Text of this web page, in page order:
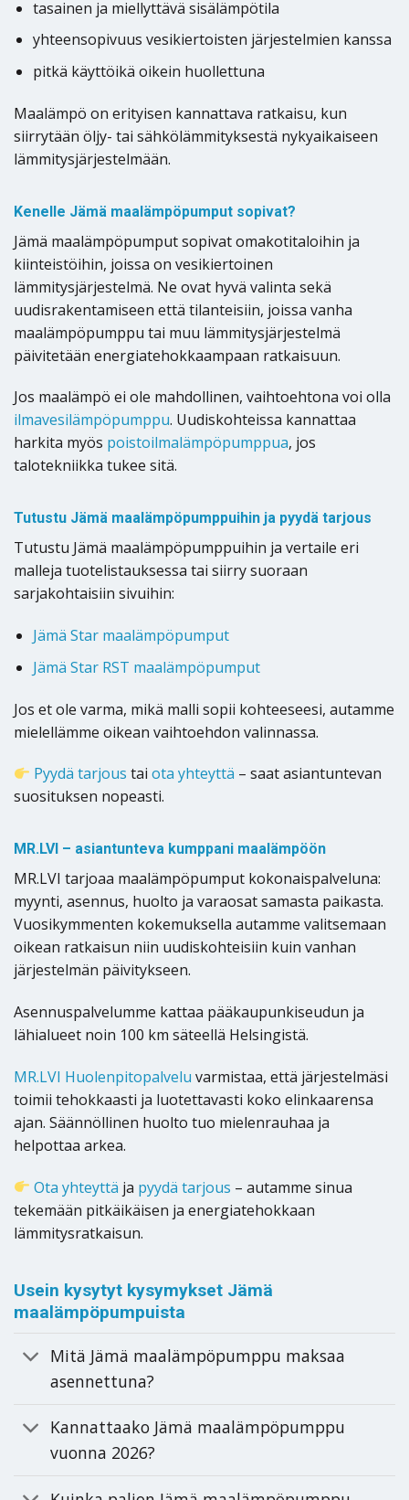
tasainen ja miellyttävä sisälämpötila
yhteensopivuus vesikiertoisten järjestelmien kanssa
pitkä käyttöikä oikein huollettuna
Maalämpö on erityisen kannattava ratkaisu, kun
siirrytään öljy- tai sähkölämmityksestä nykyaikaiseen
lämmitysjärjestelmään.
Kenelle Jämä maalämpöpumput sopivat?
Jämä maalämpöpumput sopivat omakotitaloihin ja
kiinteistöihin, joissa on vesikiertoinen
lämmitysjärjestelmä. Ne ovat hyvä valinta sekä
uudisrakentamiseen että tilanteisiin, joissa vanha
maalämpöpumppu tai muu lämmitysjärjestelmä
päivitetään energiatehokkaampaan ratkaisuun.
Jos maalämpö ei ole mahdollinen, vaihtoehtona voi olla
ilmavesilämpöpumppu. Uudiskohteissa kannattaa
harkita myös poistoilmalämpöpumppua, jos
talotekniikka tukee sitä.
Tutustu Jämä maalämpöpumppuihin ja pyydä tarjous
Tutustu Jämä maalämpöpumppuihin ja vertaile eri
malleja tuotelistauksessa tai siirry suoraan
sarjakohtaisiin sivuihin:
Jämä Star maalämpöpumput
Jämä Star RST maalämpöpumput
Jos et ole varma, mikä malli sopii kohteeseesi, autamme
mielellämme oikean vaihtoehdon valinnassa.
Pyydä tarjous taiota yhteyttä – saat asiantuntevan
suosituksen nopeasti.
MR.LVI – asiantunteva kumppani maalämpöön
MR.LVI tarjoaa maalämpöpumput kokonaispalveluna:
myynti, asennus, huolto ja varaosat samasta paikasta.
Vuosikymmenten kokemuksella autamme valitsemaan
oikean ratkaisun niin uudiskohteisiin kuin vanhan
järjestelmän päivitykseen.
Asennuspalvelumme kattaa pääkaupunkiseudun ja
lähialueet noin 100 km säteellä Helsingistä.
MR.LVI Huolenpitopalvelu varmistaa, että järjestelmäsi
toimii tehokkaasti ja luotettavasti koko elinkaarensa
ajan. Säännöllinen huolto tuo mielenrauhaa ja
helpottaa arkea.
Ota yhteyttä ja pyydä tarjous – autamme sinua
tekemään pitkäikäisen ja energiatehokkaan
lämmitysratkaisun.
Usein kysytyt kysymykset Jämä
maalämpöpumpuista
Mitä Jämä maalämpöpumppu maksaa
asennettuna?
Kannattaako Jämä maalämpöpumppu
vuonna 2026?